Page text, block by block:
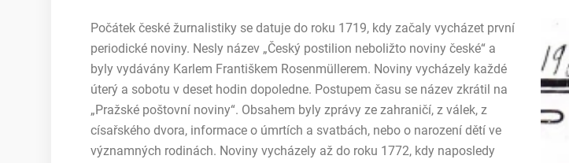
Počátek české žurnalistiky se datuje do roku 1719, kdy začaly vycházet první
periodické noviny. Nesly název „Český postilion neboližto noviny české“ a
byly vydávány Karlem Františkem Rosenmüllerem. Noviny vycházely každé
úterý a sobotu v deset hodin dopoledne. Postupem času se název zkrátil na
„Pražské poštovní noviny“. Obsahem byly zprávy ze zahraničí, z válek, z
císařského dvora, informace o úmrtích a svatbách, nebo o narození dětí ve
významných rodinách. Noviny vycházely až do roku 1772, kdy naposledy